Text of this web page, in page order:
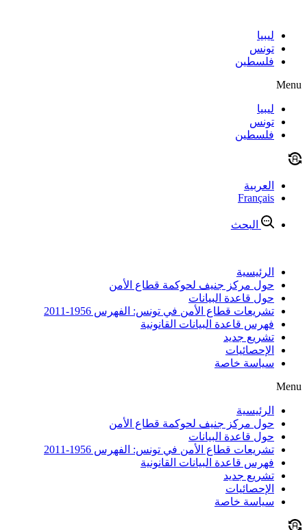
contentليبيا
تونس
فلسطين
Menu
ليبيا
تونس
فلسطين
العربية
Français
البحث
الرئيسية
حول مركز جنيف لحوكمة قطاع الأمن
حول قاعدة البيانات
تشريعات قطاع الأمن في تونس: الفهرس 1956-2011
فهرس قاعدة البيانات القانونية
تشريع جديد
الإحصائيات
سياسة خاصة
Menu
الرئيسية
حول مركز جنيف لحوكمة قطاع الأمن
حول قاعدة البيانات
تشريعات قطاع الأمن في تونس: الفهرس 1956-2011
فهرس قاعدة البيانات القانونية
تشريع جديد
الإحصائيات
سياسة خاصة